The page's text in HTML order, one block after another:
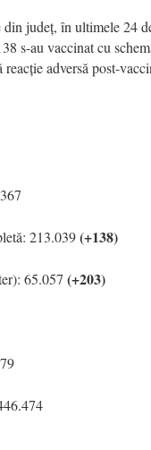
județ, în ultimele 24
s-au vaccinat cu
adversă post-
213.039(+138)
65.057 (+203)